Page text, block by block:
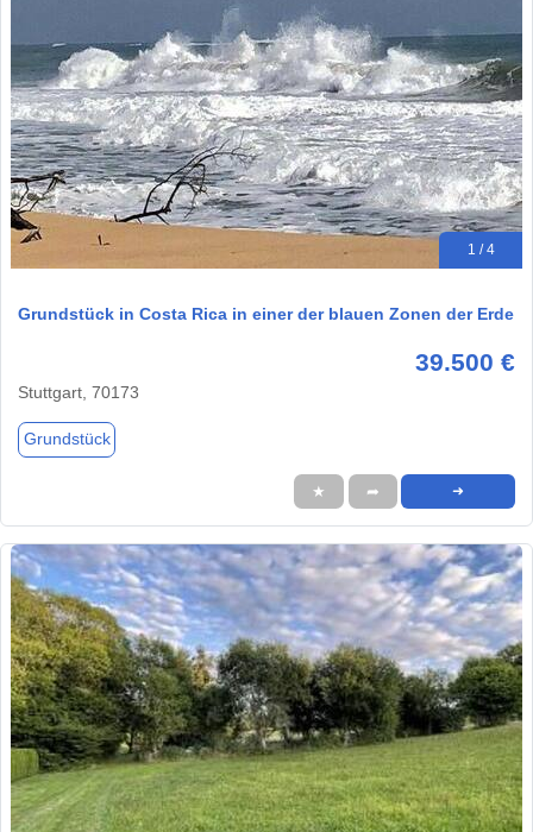
1 / 4
Grundstück in Costa Rica in einer der blauen Zonen der Erde
39.500 €
Stuttgart, 70173
Grundstück
★ ➦ ➜